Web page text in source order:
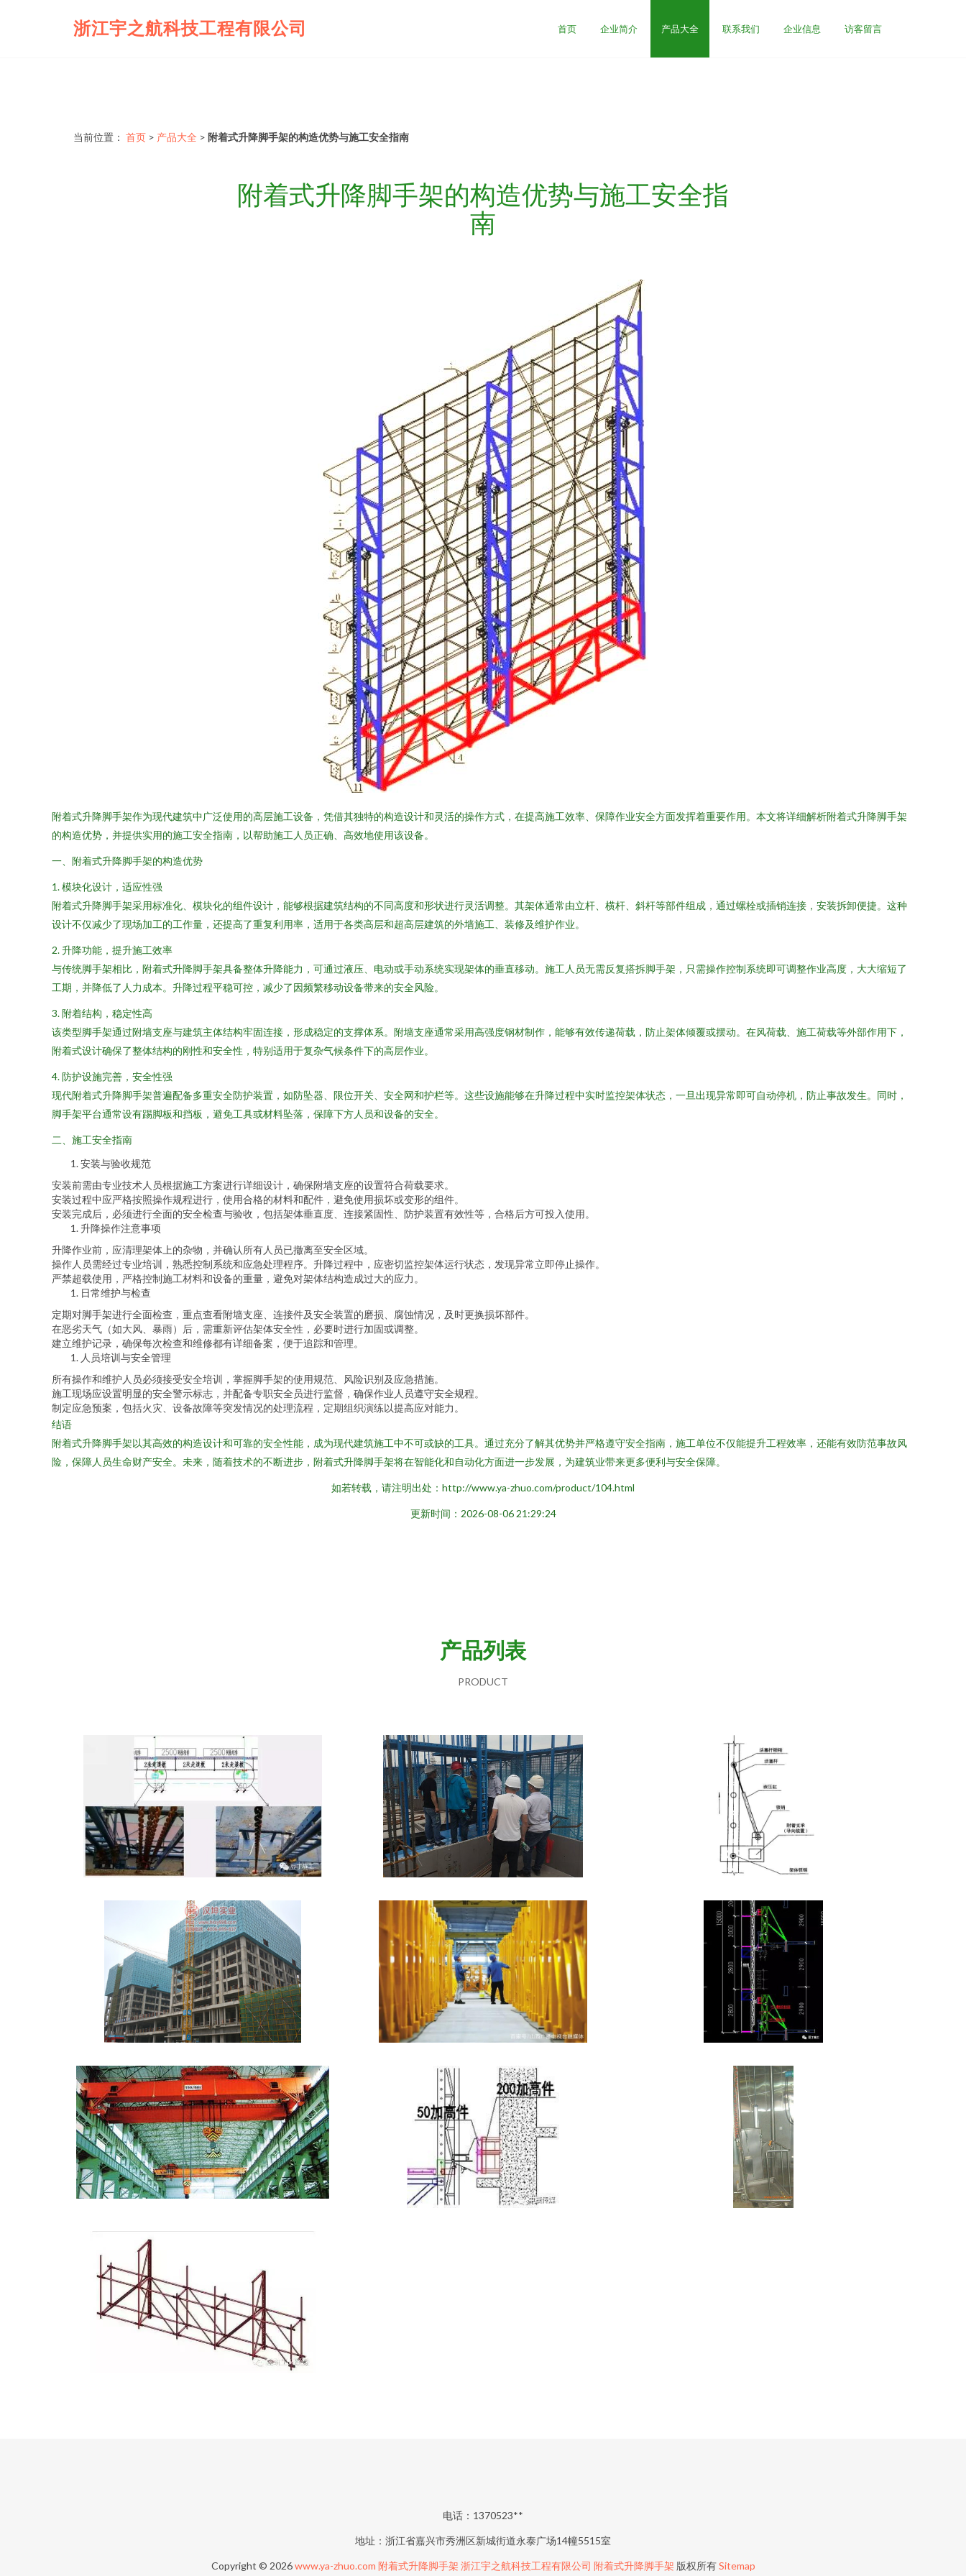
浙江宇之航科技工程有限公司 首页 企业简介 产品大全 联系我们 企业信息 访客留言
当前位置： 首页 > 产品大全 > 附着式升降脚手架的构造优势与施工安全指南
附着式升降脚手架的构造优势与施工安全指
南
附着式升降脚手架作为现代建筑中广泛使用的高层施工设备，凭借其独特的构造设计和灵活的操作方式，在提高施工效率、保障作业安全方面发挥着重要作用。本文将详细解析附着式升降脚手架
的构造优势，并提供实用的施工安全指南，以帮助施工人员正确、高效地使用该设备。
一、附着式升降脚手架的构造优势
1. 模块化设计，适应性强
附着式升降脚手架采用标准化、模块化的组件设计，能够根据建筑结构的不同高度和形状进行灵活调整。其架体通常由立杆、横杆、斜杆等部件组成，通过螺栓或插销连接，安装拆卸便捷。这种
设计不仅减少了现场加工的工作量，还提高了重复利用率，适用于各类高层和超高层建筑的外墙施工、装修及维护作业。
2. 升降功能，提升施工效率
与传统脚手架相比，附着式升降脚手架具备整体升降能力，可通过液压、电动或手动系统实现架体的垂直移动。施工人员无需反复搭拆脚手架，只需操作控制系统即可调整作业高度，大大缩短了
工期，并降低了人力成本。升降过程平稳可控，减少了因频繁移动设备带来的安全风险。
3. 附着结构，稳定性高
该类型脚手架通过附墙支座与建筑主体结构牢固连接，形成稳定的支撑体系。附墙支座通常采用高强度钢材制作，能够有效传递荷载，防止架体倾覆或摆动。在风荷载、施工荷载等外部作用下，
附着式设计确保了整体结构的刚性和安全性，特别适用于复杂气候条件下的高层作业。
4. 防护设施完善，安全性强
现代附着式升降脚手架普遍配备多重安全防护装置，如防坠器、限位开关、安全网和护栏等。这些设施能够在升降过程中实时监控架体状态，一旦出现异常即可自动停机，防止事故发生。同时，
脚手架平台通常设有踢脚板和挡板，避免工具或材料坠落，保障下方人员和设备的安全。
二、施工安全指南
安装与验收规范
安装前需由专业技术人员根据施工方案进行详细设计，确保附墙支座的设置符合荷载要求。
安装过程中应严格按照操作规程进行，使用合格的材料和配件，避免使用损坏或变形的组件。
安装完成后，必须进行全面的安全检查与验收，包括架体垂直度、连接紧固性、防护装置有效性等，合格后方可投入使用。
升降操作注意事项
升降作业前，应清理架体上的杂物，并确认所有人员已撤离至安全区域。
操作人员需经过专业培训，熟悉控制系统和应急处理程序。升降过程中，应密切监控架体运行状态，发现异常立即停止操作。
严禁超载使用，严格控制施工材料和设备的重量，避免对架体结构造成过大的应力。
日常维护与检查
定期对脚手架进行全面检查，重点查看附墙支座、连接件及安全装置的磨损、腐蚀情况，及时更换损坏部件。
在恶劣天气（如大风、暴雨）后，需重新评估架体安全性，必要时进行加固或调整。
建立维护记录，确保每次检查和维修都有详细备案，便于追踪和管理。
人员培训与安全管理
所有操作和维护人员必须接受安全培训，掌握脚手架的使用规范、风险识别及应急措施。
施工现场应设置明显的安全警示标志，并配备专职安全员进行监督，确保作业人员遵守安全规程。
制定应急预案，包括火灾、设备故障等突发情况的处理流程，定期组织演练以提高应对能力。
结语
附着式升降脚手架以其高效的构造设计和可靠的安全性能，成为现代建筑施工中不可或缺的工具。通过充分了解其优势并严格遵守安全指南，施工单位不仅能提升工程效率，还能有效防范事故风
险，保障人员生命财产安全。未来，随着技术的不断进步，附着式升降脚手架将在智能化和自动化方面进一步发展，为建筑业带来更多便利与安全保障。
如若转载，请注明出处：http://www.ya-zhuo.com/product/104.html
更新时间：2026-08-06 21:29:24
产品列表
PRODUCT
电话：1370523**
地址：浙江省嘉兴市秀洲区新城街道永泰广场14幢5515室
Copyright © 2026www.ya-zhuo.com 附着式升降脚手架 浙江宇之航科技工程有限公司 附着式升降脚手架 版权所有Sitemap